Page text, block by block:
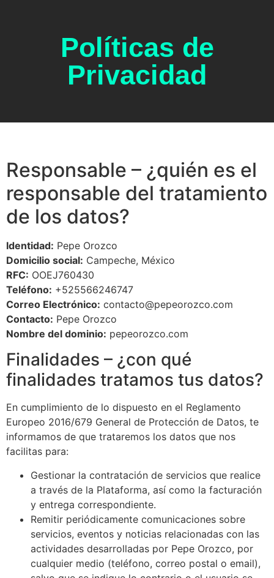
Políticas de
Privacidad
Responsable – ¿quién es el
responsable del tratamiento
de los datos?
Identidad: Pepe Orozco
Domicilio social: Campeche, México
RFC: OOEJ760430
Teléfono: +525566246747
Correo Electrónico: contacto@pepeorozco.com
Contacto: Pepe Orozco
Nombre del dominio: pepeorozco.com
Finalidades – ¿con qué
finalidades tratamos tus datos?
En cumplimiento de lo dispuesto en el Reglamento
Europeo 2016/679 General de Protección de Datos, te
informamos de que trataremos los datos que nos
facilitas para:
Gestionar la contratación de servicios que realice
a través de la Plataforma, así como la facturación
y entrega correspondiente.
Remitir periódicamente comunicaciones sobre
servicios, eventos y noticias relacionadas con las
actividades desarrolladas por Pepe Orozco, por
cualquier medio (teléfono, correo postal o email),